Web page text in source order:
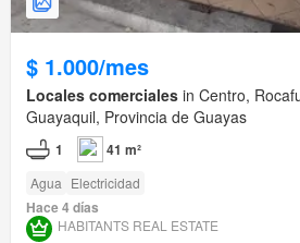
$ 1.000/mes
Locales comerciales in Centro,
Guayaquil, Provincia de Guayas
1 41 m²
Agua Electricidad
Hace 4 días
HABITANTS REAL ESTATE